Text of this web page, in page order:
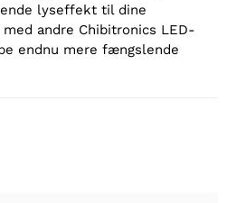
lyseffekt til dine
andre Chibitronics LED-
endnu mere fængslende